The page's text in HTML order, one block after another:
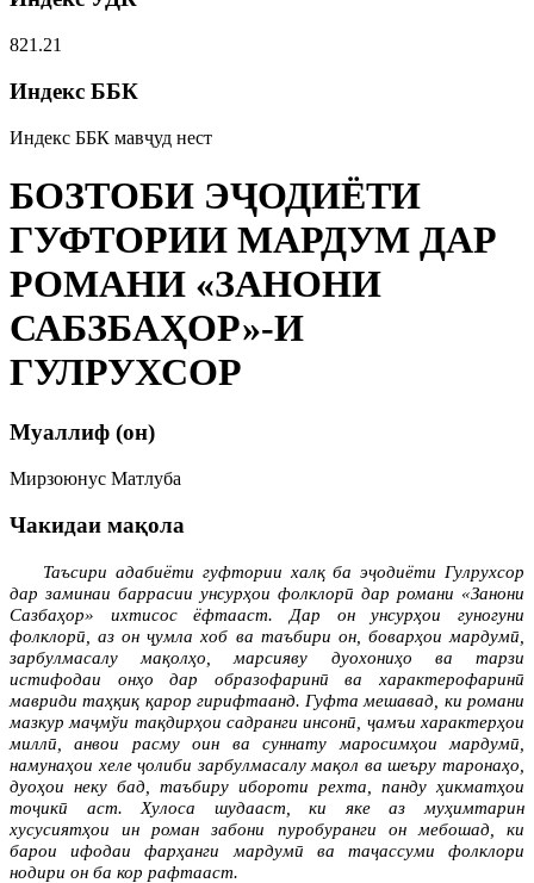
821.21
Индекс ББК
Индекс ББК мавҷуд нест
БОЗТОБИ ЭҶОДИЁТИ
ГУФТОРИИ МАРДУМ ДАР
РОМАНИ «ЗАНОНИ
САБЗБАҲОР»-И
ГУЛРУХСОР
Муаллиф (он)
Мирзоюнус Матлуба
Чакидаи мақола
Таъсири адабиёти гуфтории халқ ба эҷодиёти Гулрухсор
дар заминаи баррасии унсурҳои фолклорӣ дар романи «Занони
Сазбаҳор» ихтисос ёфтааст. Дар он унсурҳои гуногуни
фолклорӣ, аз он ҷумла хоб ва таъбири он, боварҳои мардумӣ,
зарбулмасалу мақолҳо, марсияву дуохониҳо ва тарзи
истифодаи онҳо дар образофаринӣ ва характерофаринӣ
мавриди таҳқиқ қарор гирифтаанд. Гуфта мешавад, ки романи
мазкур маҷмўи тақдирҳои садранги инсонӣ, ҷамъи характерҳои
миллӣ, анвои расму оин ва суннату маросимҳои мардумӣ,
намунаҳои хеле ҷолиби зарбулмасалу мақол ва шеъру таронаҳо,
дуоҳои неку бад, таъбиру ибороти рехта, панду ҳикматҳои
тоҷикӣ аст. Хулоса шудааст, ки яке аз муҳимтарин
хусусиятҳои ин роман забони пуробуранги он мебошад, ки
барои ифодаи фарҳанги мардумӣ ва таҷассуми фолклори
нодири он ба кор рафтааст.